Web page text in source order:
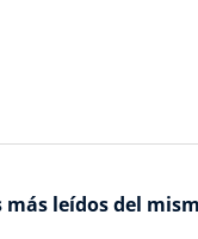
más leídos del